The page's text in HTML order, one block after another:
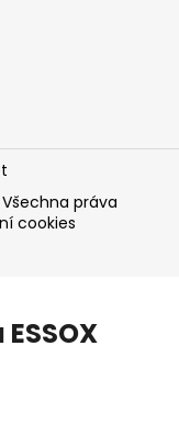
práva
cookies